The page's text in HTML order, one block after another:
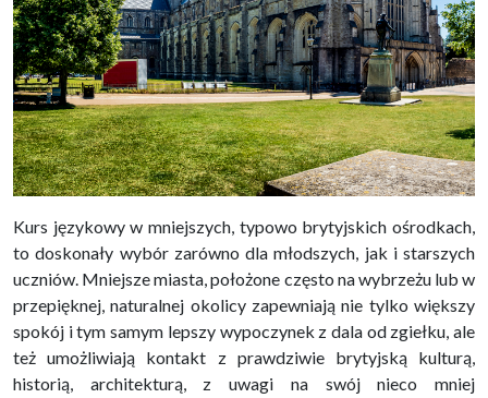
Kurs językowy w mniejszych, typowo brytyjskich ośrodkach,
to doskonały wybór zarówno dla młodszych, jak i starszych
uczniów. Mniejsze miasta, położone często na wybrzeżu lub w
przepięknej, naturalnej okolicy zapewniają nie tylko większy
spokój i tym samym lepszy wypoczynek z dala od zgiełku, ale
też umożliwiają kontakt z prawdziwie brytyjską kulturą,
historią, architekturą, z uwagi na swój nieco mniej